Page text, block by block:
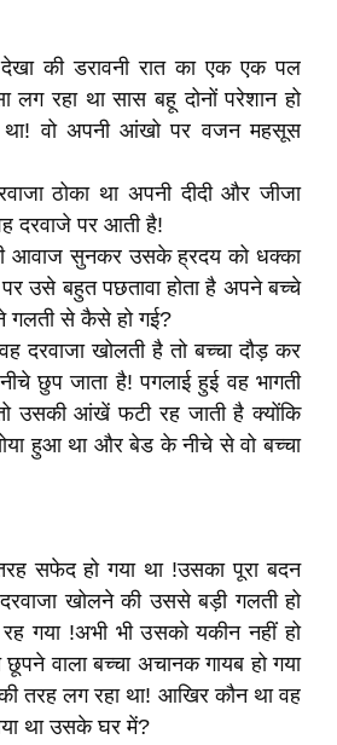
की डरावनी रात का एक एक पल
लग रहा था सास बहू दोनों परेशान हो
वो अपनी आंखो पर वजन महसूस
ठोका था अपनी दीदी और जीजा
दरवाजे पर आती है!
आवाज सुनकर उसके ह्रदय को धक्का
उसे बहुत पछतावा होता है अपने बच्चे
गलती से कैसे हो गई?
दरवाजा खोलती है तो बच्चा दौड़ कर
छुप जाता है! पगलाई हुई वह भागती
उसकी आंखें फटी रह जाती है क्योंकि
हुआ था और बेड के नीचे से वो बच्चा
सफेद हो गया था !उसका पूरा बदन
खोलने की उससे बड़ी गलती हो
गया !अभी भी उसको यकीन नहीं हो
वाला बच्चा अचानक गायब हो गया
तरह लग रहा था! आखिर कौन था वह
था उसके घर में?